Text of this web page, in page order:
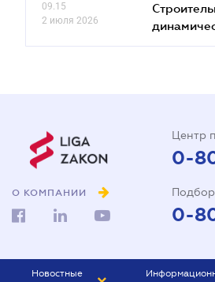
09.15
2 июля 2026
О КОМПАНИИ
Центр
0-
0-
Новостные